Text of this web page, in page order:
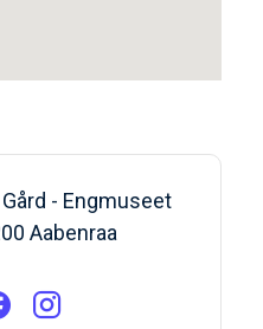
- Engmuseet
Aabenraa